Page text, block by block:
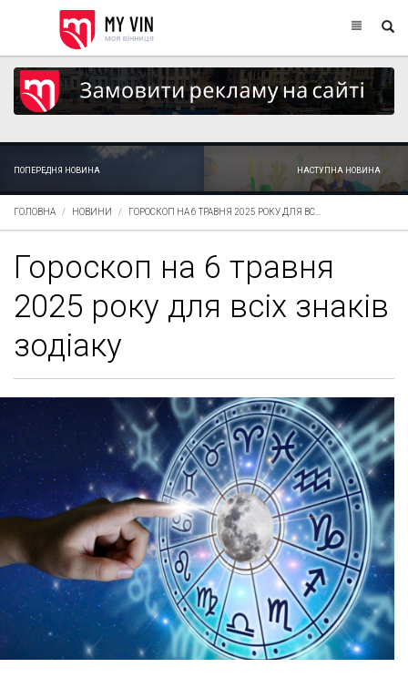
ПОПЕРЕДНЯ НОВИНА НАСТУПНА НОВИНА
ГОЛОВНА НОВИНИ ГОРОСКОП НА 6 ТРАВНЯ 2025 РОКУ ДЛЯ ВС...
Гороскоп на 6 травня
2025 року для всіх знаків
зодіаку